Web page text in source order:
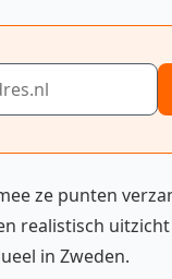
ze punten
realistisch
in Zweden.